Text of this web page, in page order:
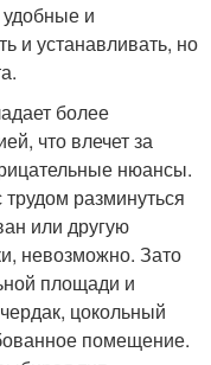
и
и устанавливать, но
более
что влечет за
нюансы.
разминуться
или другую
невозможно. Зато
площади и
цокольный
помещение.